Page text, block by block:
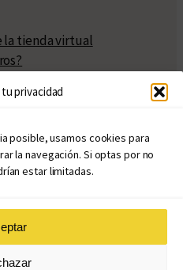
privacidad
posible, usamos cookies para
la navegación. Si optas por no
estar limitadas.
la tienda virtual